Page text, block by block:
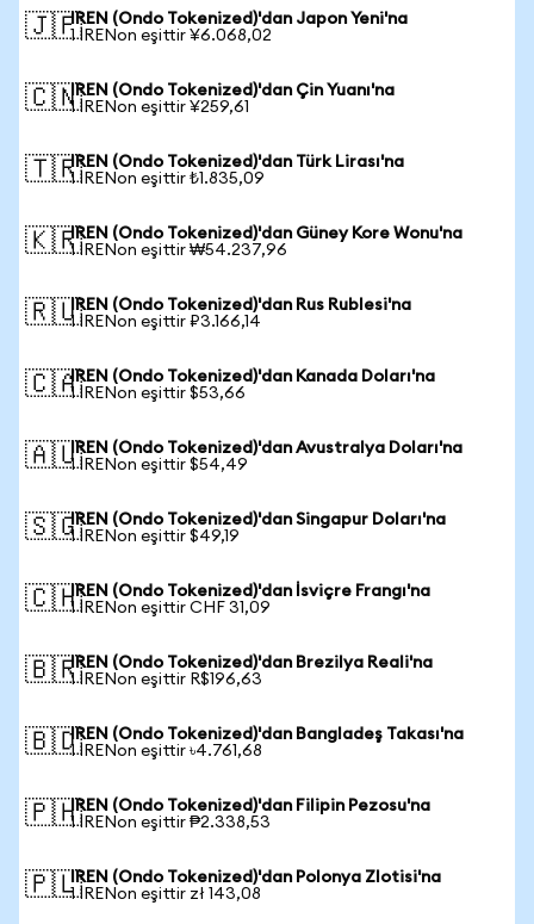
🇯🇵IREN (Ondo Tokenized)'dan Japon Yeni'na
1 IRENon eşittir ¥6.068,02
🇨🇳IREN (Ondo Tokenized)'dan Çin Yuanı'na
1 IRENon eşittir ¥259,61
🇹🇷IREN (Ondo Tokenized)'dan Türk Lirası'na
1 IRENon eşittir ₺1.835,09
🇰🇷IREN (Ondo Tokenized)'dan Güney Kore Wonu'na
1 IRENon eşittir ₩54.237,96
🇷🇺IREN (Ondo Tokenized)'dan Rus Rublesi'na
1 IRENon eşittir ₽3.166,14
🇨🇦IREN (Ondo Tokenized)'dan Kanada Doları'na
1 IRENon eşittir $53,66
🇦🇺IREN (Ondo Tokenized)'dan Avustralya Doları'na
1 IRENon eşittir $54,49
🇸🇬IREN (Ondo Tokenized)'dan Singapur Doları'na
1 IRENon eşittir $49,19
🇨🇭IREN (Ondo Tokenized)'dan İsviçre Frangı'na
1 IRENon eşittir CHF 31,09
🇧🇷IREN (Ondo Tokenized)'dan Brezilya Reali'na
1 IRENon eşittir R$196,63
🇧🇩IREN (Ondo Tokenized)'dan Bangladeş Takası'na
1 IRENon eşittir ৳4.761,68
🇵🇭IREN (Ondo Tokenized)'dan Filipin Pezosu'na
1 IRENon eşittir ₱2.338,53
🇵🇱IREN (Ondo Tokenized)'dan Polonya Zlotisi'na
1 IRENon eşittir zł 143,08